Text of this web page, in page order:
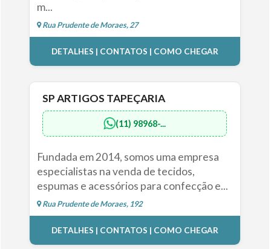
m...
Rua Prudente de Moraes, 27
DETALHES | CONTATOS | COMO CHEGAR
SP ARTIGOS TAPEÇARIA
(11) 98968-...
Fundada em 2014, somos uma empresa
especialistas na venda de tecidos,
espumas e acessórios para confecção e...
Rua Prudente de Moraes, 192
DETALHES | CONTATOS | COMO CHEGAR